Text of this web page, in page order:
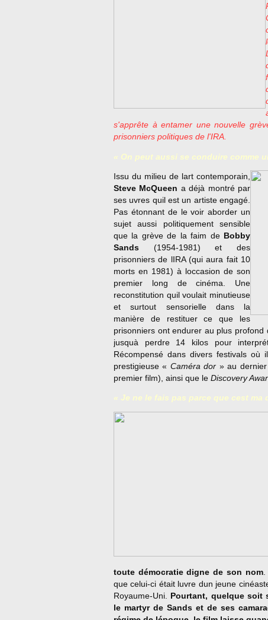
s'apprête à entamer une nouvelle
prisonniers politiques de l'IRA.
« On peut aussi se conduire comme
Issu du milieu de lart contemporain,
Steve McQueen a déjà montré par
ses uvres quil est un artiste engagé.
Pas étonnant de le voir aborder un
sujet aussi politiquement sensible
que la grève de la faim deBobby
Sands (1954-1981) et des
prisonniers de lIRA (qui aura fait 10
morts en 1981) à loccasion de son
premier long de cinéma. Une
reconstitution quil voulait minutieuse
et surtout sensorielle dans la
manière de restituer ce que les
prisonniers ont endurer au plus profond
jusquà perdre 14 kilos pour
Récompensé dans divers festivals
prestigieuse « Caméra dor » au dernier
premier film), ainsi que le Discovery
« Je ne le fais pas parce que cest
toute démocratie digne de son nom.
que celui-ci était luvre dun jeune
Royaume-Uni. Pourtant, quelque soit
le martyr de Sands et de ses